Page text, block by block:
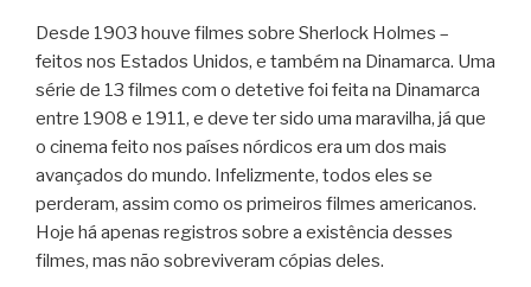
Desde 1903 houve filmes sobre Sherlock Holmes –
feitos nos Estados Unidos, e também na Dinamarca. Uma
série de 13 filmes com o detetive foi feita na Dinamarca
entre 1908 e 1911, e deve ter sido uma maravilha, já que
o cinema feito nos países nórdicos era um dos mais
avançados do mundo. Infelizmente, todos eles se
perderam, assim como os primeiros filmes americanos.
Hoje há apenas registros sobre a existência desses
filmes, mas não sobreviveram cópias deles.